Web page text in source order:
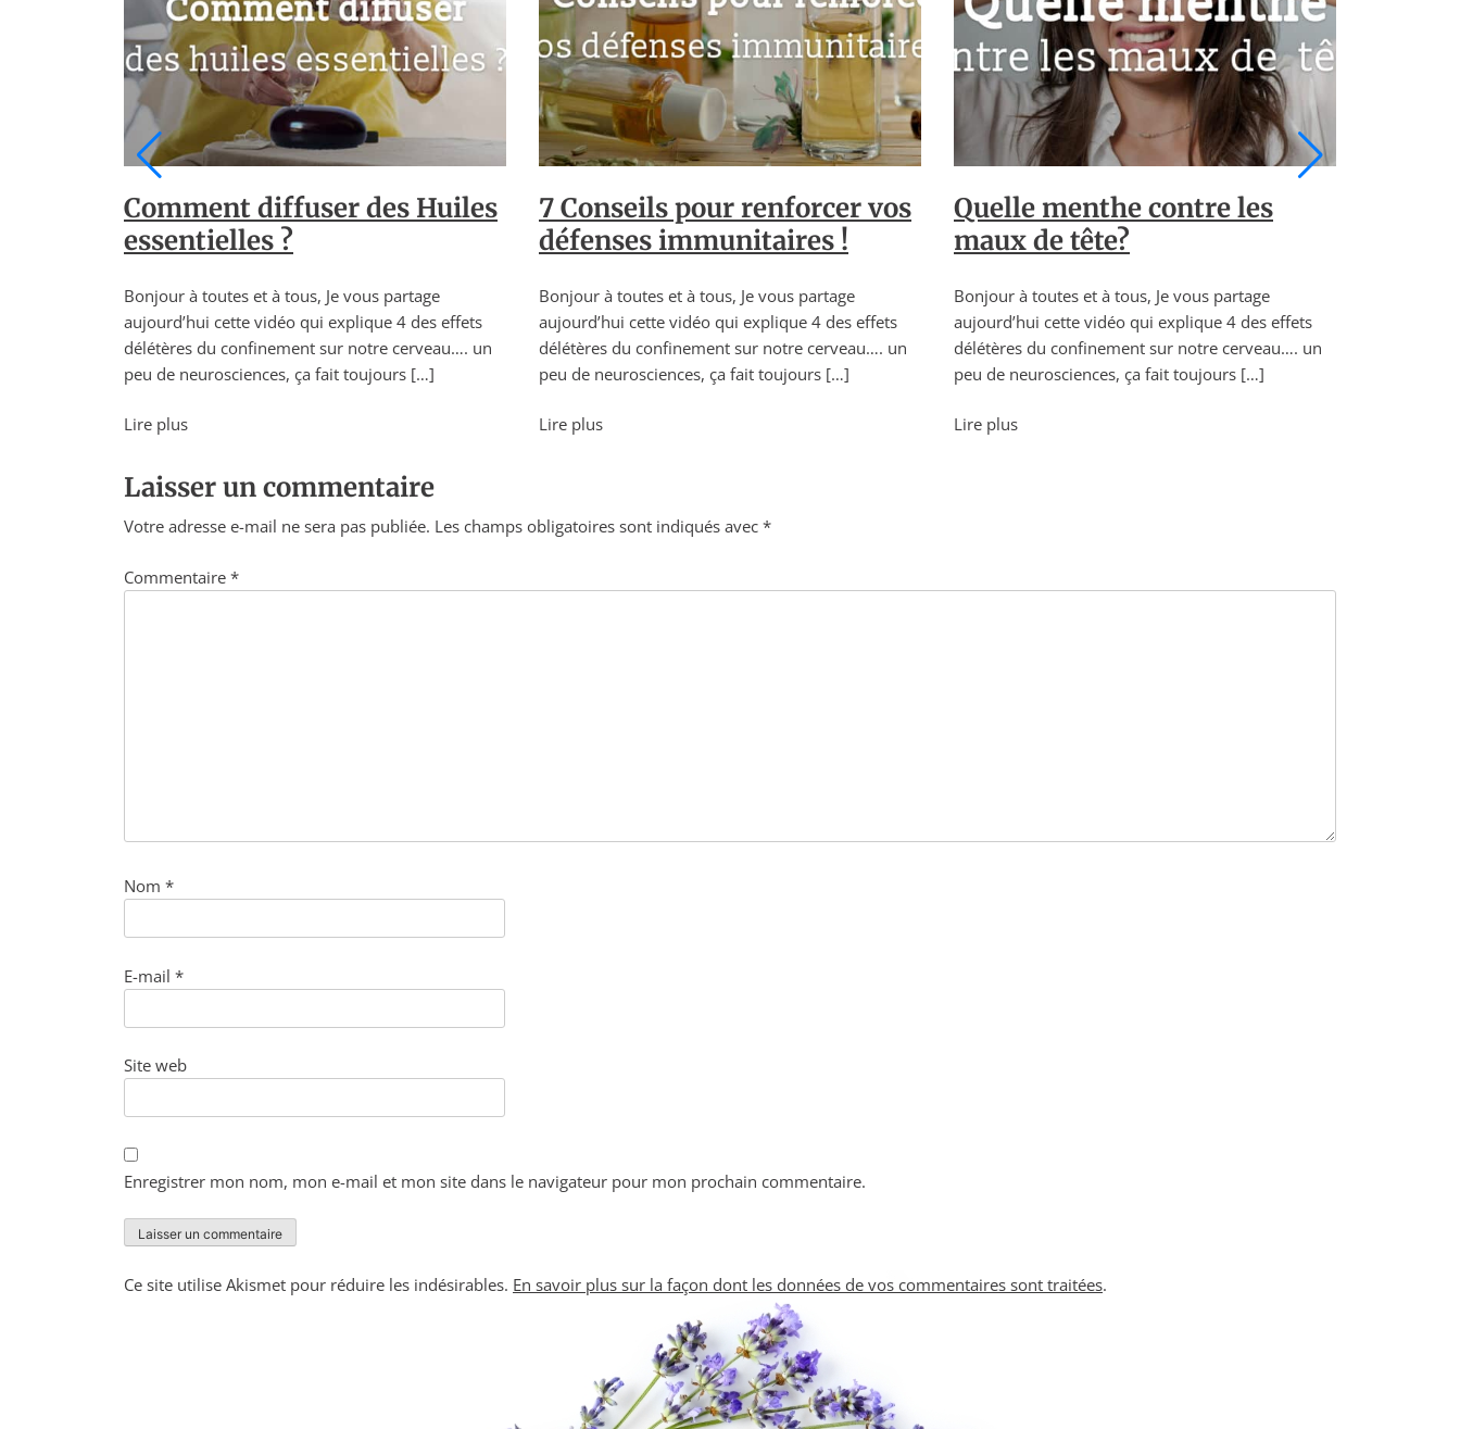
Comment diffuser des Huiles
essentielles ?
Bonjour à toutes et à tous, Je vous partage
aujourd’hui cette vidéo qui explique 4 des effets
délétères du confinement sur notre cerveau…. un
peu de neurosciences, ça fait toujours […]
Lire plus
7 Conseils pour renforcer vos
défenses immunitaires !
Bonjour à toutes et à tous, Je vous partage
aujourd’hui cette vidéo qui explique 4 des effets
délétères du confinement sur notre cerveau…. un
peu de neurosciences, ça fait toujours […]
Lire plus
Quelle menthe contre les
maux de tête?
Bonjour à toutes et à tous, Je vous partage
aujourd’hui cette vidéo qui explique 4 des effets
délétères du confinement sur notre cerveau…. un
peu de neurosciences, ça fait toujours […]
Lire plus
Laisser un commentaire
Votre adresse e-mail ne sera pas publiée. Les champs obligatoires sont indiqués avec *
Commentaire *
Nom *
E-mail *
Site web
Enregistrer mon nom, mon e-mail et mon site dans le navigateur pour mon prochain commentaire.
Ce site utilise Akismet pour réduire les indésirables. En savoir plus sur la façon dont les données de vos commentaires sont traitées.